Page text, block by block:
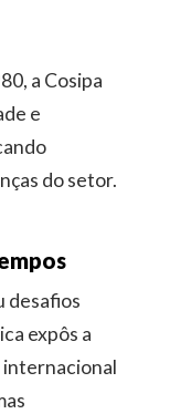
a Cosipa
e
do setor.
desafios
expôs a
internacional